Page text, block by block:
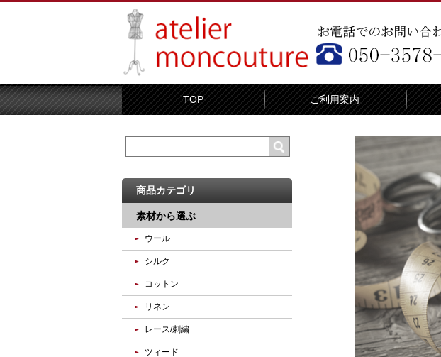
TOP ご利用案内
商品カテゴリ
素材から選ぶ
ウール
シルク
コットン
リネン
レース/刺繍
ツィード